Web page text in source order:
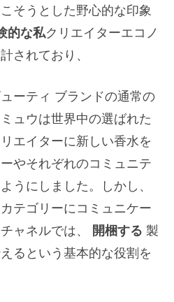
そうとした野心的な印象
的な私クリエイターエコノ
されており、
ーティ ブランドの通常の
ュウは世界中の選ばれた
エイターに新しい香水を
やそれぞれのコミュニテ
うにしました。しかし、
テゴリーにコミュニケー
ャネルでは、
開梱する 製
るという基本的な役割を